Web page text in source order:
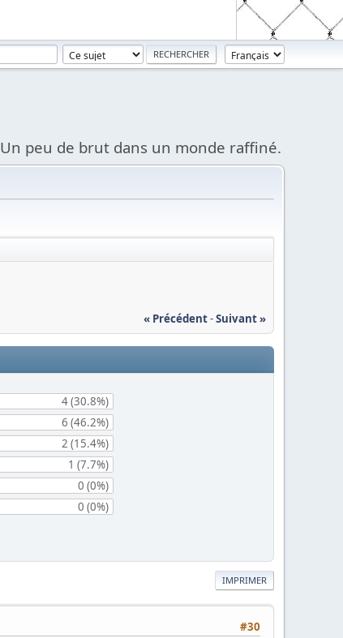
Un peu de brut dans un monde raffiné.
« Précédent-Suivant »
4 (30.8%)
6 (46.2%)
2 (15.4%)
1 (7.7%)
0 (0%)
0 (0%)
IMPRIMER
#30